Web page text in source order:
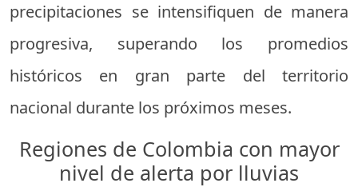
precipitaciones se intensifiquen de manera
progresiva, superando los promedios
históricos en gran parte del territorio
nacional durante los próximos meses.
Regiones de Colombia con mayor
nivel de alerta por lluvias